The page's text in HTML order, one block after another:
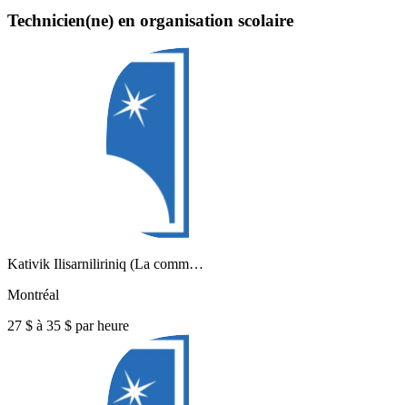
Technicien(ne) en organisation scolaire
Kativik Ilisarniliriniq (La comm…
Montréal
27 $ à 35 $ par heure